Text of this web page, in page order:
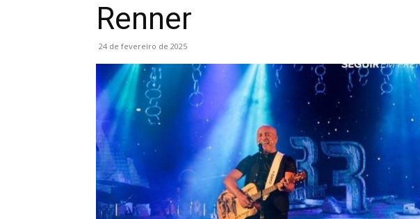
Renner
24 de fevereiro de 2025